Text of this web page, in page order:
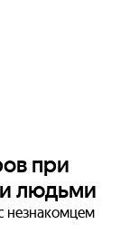
при
людьми
незнакомцем